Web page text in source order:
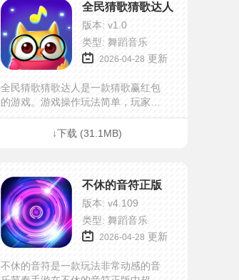
全民猜歌猜歌达人
版本: v1.0
类型: 舞蹈音乐
2026-04-28 更新
全民猜歌猜歌达人是一款猜歌赢红包
的游戏。游戏操作玩法简单，玩家只
需根据播放出的音乐，选出正确歌曲
的歌名就能通关答对，还能获得红包
↓下载 (31.1MB)
不休的音符正版
版本: v4.109
类型: 舞蹈音乐
2026-04-28 更新
不休的音符是一款玩法非常动感的音